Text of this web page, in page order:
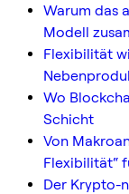
Warum das
Modell
Flexibilität
Wo
Schicht
Von
Flexibilität“
Der Krypto-